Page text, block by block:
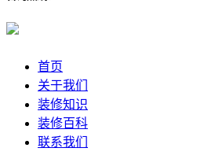
首页
关于我们
装修知识
装修百科
联系我们